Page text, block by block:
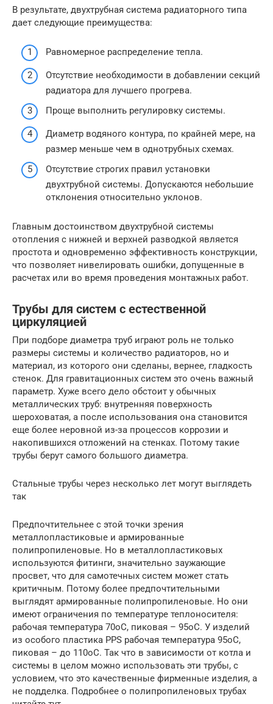
В результате, двухтрубная система радиаторного типа
дает следующие преимущества:
Равномерное распределение тепла.
Отсутствие необходимости в добавлении секций
радиатора для лучшего прогрева.
Проще выполнить регулировку системы.
Диаметр водяного контура, по крайней мере, на
размер меньше чем в однотрубных схемах.
Отсутствие строгих правил установки
двухтрубной системы. Допускаются небольшие
отклонения относительно уклонов.
Главным достоинством двухтрубной системы
отопления с нижней и верхней разводкой является
простота и одновременно эффективность конструкции,
что позволяет нивелировать ошибки, допущенные в
расчетах или во время проведения монтажных работ.
Трубы для систем с естественной
циркуляцией
При подборе диаметра труб играют роль не только
размеры системы и количество радиаторов, но и
материал, из которого они сделаны, вернее, гладкость
стенок. Для гравитационных систем это очень важный
параметр. Хуже всего дело обстоит у обычных
металлических труб: внутренняя поверхность
шероховатая, а после использования она становится
еще более неровной из-за процессов коррозии и
накопившихся отложений на стенках. Потому такие
трубы берут самого большого диаметра.
Стальные трубы через несколько лет могут выглядеть
так
Предпочтительнее с этой точки зрения
металлопластиковые и армированные
полипропиленовые. Но в металлопластиковых
используются фитинги, значительно заужающие
просвет, что для самотечных систем может стать
критичным. Потому более предпочтительными
выглядят армированные полипропиленовые. Но они
имеют ограничения по температуре теплоносителя:
рабочая температура 70оС, пиковая – 95оС. У изделий
из особого пластика PPS рабочая температура 95оС,
пиковая – до 110оС. Так что в зависимости от котла и
системы в целом можно использовать эти трубы, с
условием, что это качественные фирменные изделия, а
не подделка. Подробнее о полипропиленовых трубах